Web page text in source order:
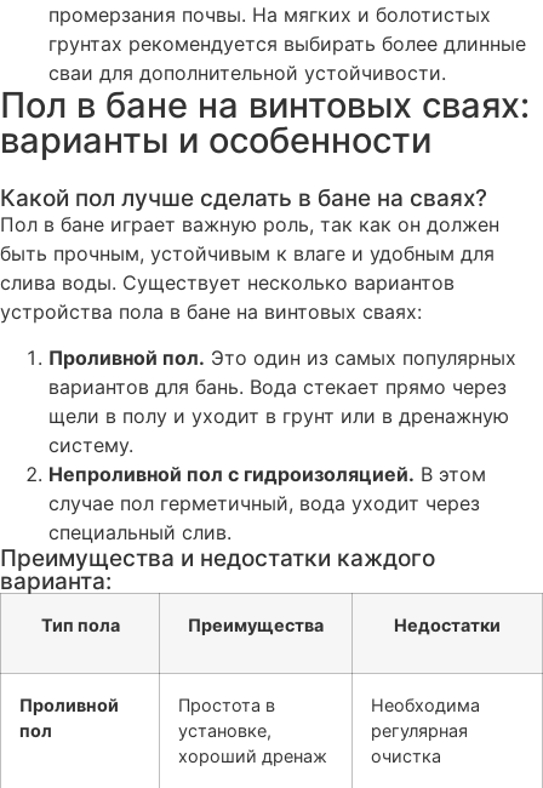
промерзания почвы. На мягких и болотистых
грунтах рекомендуется выбирать более длинные
сваи для дополнительной устойчивости.
Пол в бане на винтовых сваях:
варианты и особенности
Какой пол лучше сделать в бане на сваях?
Пол в бане играет важную роль, так как он должен
быть прочным, устойчивым к влаге и удобным для
слива воды. Существует несколько вариантов
устройства пола в бане на винтовых сваях:
Проливной пол. Это один из самых популярных
вариантов для бань. Вода стекает прямо через
щели в полу и уходит в грунт или в дренажную
систему.
Непроливной пол с гидроизоляцией. В этом
случае пол герметичный, вода уходит через
специальный слив.
Преимущества и недостатки каждого
варианта:
Тип пола Преимущества Недостатки
Проливной
пол
Простота в
установке,
хороший дренаж
Необходима
регулярная
очистка